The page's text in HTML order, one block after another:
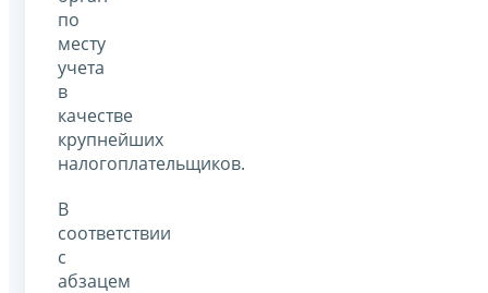
по
месту
учета
в
качестве
крупнейших
налогоплательщиков.
В
соответствии
с
абзацем